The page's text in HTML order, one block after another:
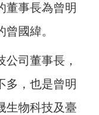
董事長為曾明
國緯。
司董事長，
多，也是曾明
生物科技及臺